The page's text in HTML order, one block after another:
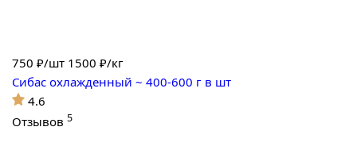
750 ₽/шт 1500 ₽/кг
Сибас охлажденный ~ 400-600 г в шт
4.6
Отзывов 5